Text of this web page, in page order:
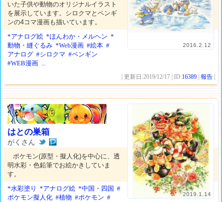
2016.2.12
いた子供や動物のオリジナルイラスト
を展示しています。シロクマとペンギ
ンの4コマ漫画も描いています。
*アナログ絵 *ほんわか・メルヘン *
動物・縫ぐるみ *Web漫画 #絵本 #
アナログ #シロクマ #ペンギン
#WEB漫画 ...
| 更新日:2019/12/17 | ID:16389 |報告
2019.1.14
はとの巣箱
がくさん
ポケモン(原型・擬人化)を中心に、透
明水彩・色鉛筆でお絵かきしていま
す。
*水彩塗り
*アナログ絵 *中国・四国 #
ポケモン擬人化 #植物 #ポケモン #